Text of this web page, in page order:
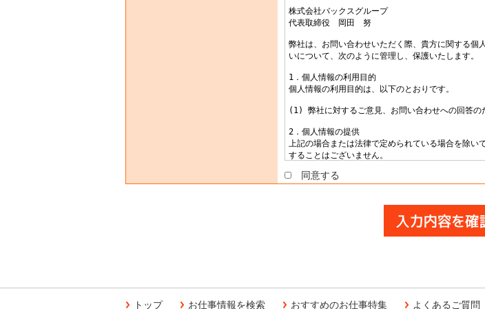
同意する
トップ お仕事情報を検索 おすすめのお仕事特集 よくあるご質問